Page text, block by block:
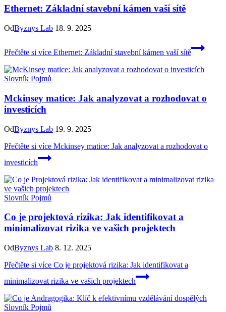
Ethernet: Základní stavební kámen vaší sítě
OdByznys Lab 18. 9. 2025
Přečtěte si více Ethernet: Základní stavební kámen vaší sítě
Slovník Pojmů
Mckinsey matice: Jak analyzovat a rozhodovat o
investicích
OdByznys Lab 19. 9. 2025
Přečtěte si více Mckinsey matice: Jak analyzovat a rozhodovat o
investicích
Slovník Pojmů
Co je projektová rizika: Jak identifikovat a
minimalizovat rizika ve vašich projektech
OdByznys Lab 8. 12. 2025
Přečtěte si více Co je projektová rizika: Jak identifikovat a
minimalizovat rizika ve vašich projektech
Slovník Pojmů